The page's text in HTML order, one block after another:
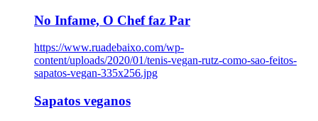
No Infame, O Chef faz Par
https://www.ruadebaixo.com/wp-
content/uploads/2020/01/tenis-vegan-rutz-como-sao-feitos-
sapatos-vegan-335x256.jpg
Sapatos veganos